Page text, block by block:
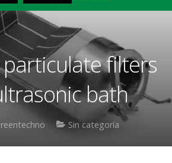
particulate filters
bath
Sin categoría